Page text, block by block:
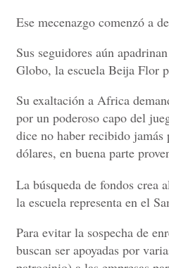
Ese mecenazgo comenzó a
Sus seguidores aún
Globo, la escuela Beija Flor
Su exaltación a Africa
por un poderoso capo del
dice no haber recibido
dólares, en buena parte
La búsqueda de fondos crea
la escuela representa en el
Para evitar la sospecha de
buscan ser apoyadas por